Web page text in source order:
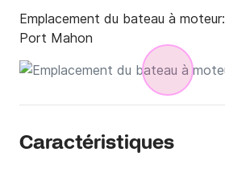
Emplacement du bateau à moteur:
Port Mahon
Caractéristiques